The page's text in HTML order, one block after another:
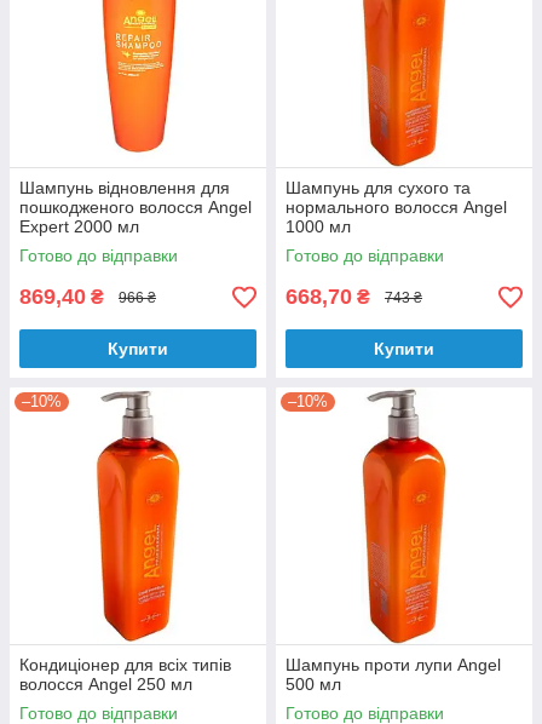
Шампунь відновлення для
пошкодженого волосся Аngel
Expert 2000 мл
Готово до відправки
869,40 ₴ 966 ₴
Купити
Шампунь для сухого та
нормального волосся Аngel
1000 мл
Готово до відправки
668,70 ₴ 743 ₴
Купити
–10%
Кондиціонер для всіх типів
волосся Angel 250 мл
Готово до відправки
–10%
Шампунь проти лупи Angel
500 мл
Готово до відправки